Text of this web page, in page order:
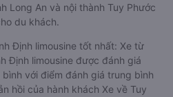
Long An và nội thành Tuy Phước
du khách.
Định limousine tốt nhất: Xe từ
Định limousine được đánh giá
với điểm đánh giá trung bình
hồi của hành khách Xe về Tuy